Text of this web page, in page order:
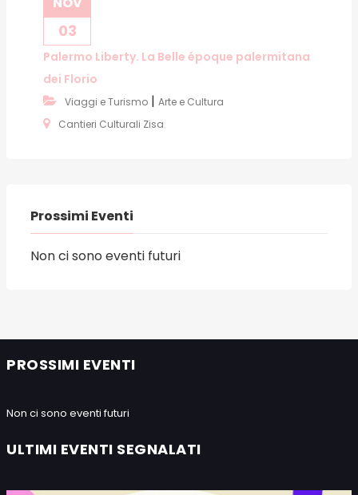
03
Palermo Liberty. La Belle époque palermitana
dei Florio
Viaggi e Turismo | Arte e Cultura
Cantieri Culturali Zisa
Prossimi Eventi
Non ci sono eventi futuri
PROSSIMI EVENTI
Non ci sono eventi futuri
ULTIMI EVENTI SEGNALATI